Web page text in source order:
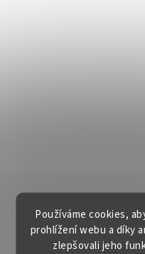
Používáme cookies,
prohlížení webu a díky
zlepšovali jeho